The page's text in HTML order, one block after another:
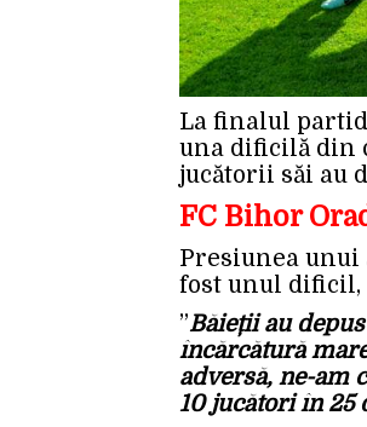
La finalul
una dificilă din
jucătorii săi au
FC Bihor
Presiunea unui
fost unul dificil,
”Băieții au
încărcătură
adversă, ne-am
10 jucători în 25